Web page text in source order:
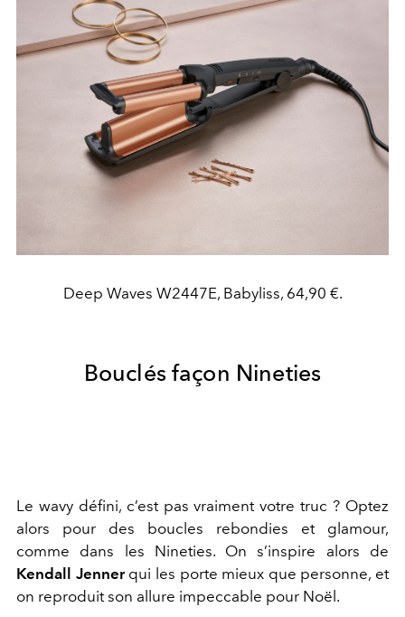
Deep Waves W2447E, Babyliss, 64,90 €.
Bouclés façon Nineties
Le wavy défini, c’est pas vraiment votre truc ? Optez
alors pour des boucles rebondies et glamour,
comme dans les Nineties. On s’inspire alors de
Kendall Jennerqui les porte mieux que personne, et
on reproduit son allure impeccable pour Noël.